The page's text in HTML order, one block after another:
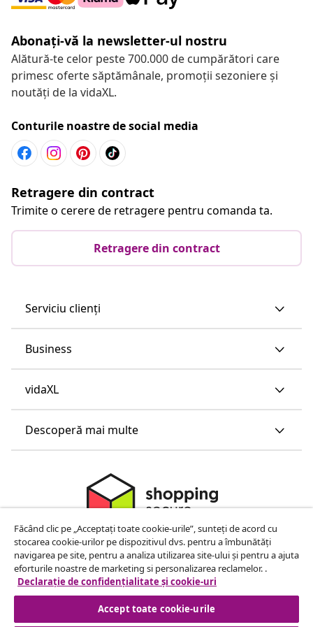
Abonați-vă la newsletter-ul nostru
Alătură-te celor peste 700.000 de cumpărători care
primesc oferte săptămânale, promoții sezoniere și
noutăți de la vidaXL.
Conturile noastre de social media
Retragere din contract
Trimite o cerere de retragere pentru comanda ta.
Retragere din contract
Serviciu clienți
Business
vidaXL
Descoperă mai multe
Făcând clic pe „Acceptați toate cookie-urile”, sunteți de acord cu
stocarea cookie-urilor pe dispozitivul dvs. pentru a îmbunătăți
navigarea pe site, pentru a analiza utilizarea site-ului și pentru a ajuta
eforturile noastre de marketing si personalizarea reclamelor. .
Declarație de confidențialitate și cookie-uri
Accept toate cookie-urile